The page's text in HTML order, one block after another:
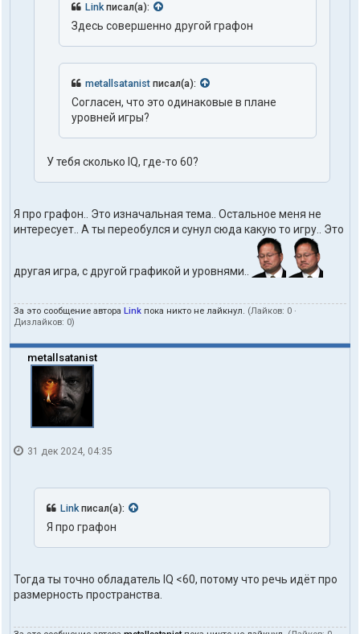
Linkписал(а):
Здесь совершенно другой графон
metallsatanist писал(а):
Согласен, что это одинаковые в плане
уровней игры?
У тебя сколько IQ, где-то 60?
Я про графон.. Это изначальная тема.. Остальное меня не
интересует.. А ты переобулся и сунул сюда какую то игру.. Это
другая игра, с другой графикой и уровнями..
За это сообщение автора Link пока никто не лайкнул. (Лайков: 0 ·
Дизлайков: 0)
metallsatanist
31 дек 2024, 04:35
Link писал(а):
Я про графон
Тогда ты точно обладатель IQ <60, потому что речь идёт про
размерность пространства.